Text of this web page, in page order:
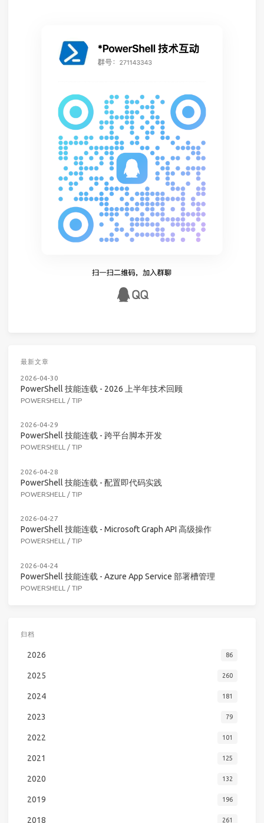
最新文章
2026-04-30
PowerShell 技能连载 - 2026 上半年技术回顾
POWERSHELL / TIP
2026-04-29
PowerShell 技能连载 - 跨平台脚本开发
POWERSHELL / TIP
2026-04-28
PowerShell 技能连载 - 配置即代码实践
POWERSHELL / TIP
2026-04-27
PowerShell 技能连载 - Microsoft Graph API 高级操作
POWERSHELL / TIP
2026-04-24
PowerShell 技能连载 - Azure App Service 部署槽管理
POWERSHELL / TIP
归档
2026 86
2025 260
2024 181
2023 79
2022 101
2021 125
2020 132
2019 196
2018 261